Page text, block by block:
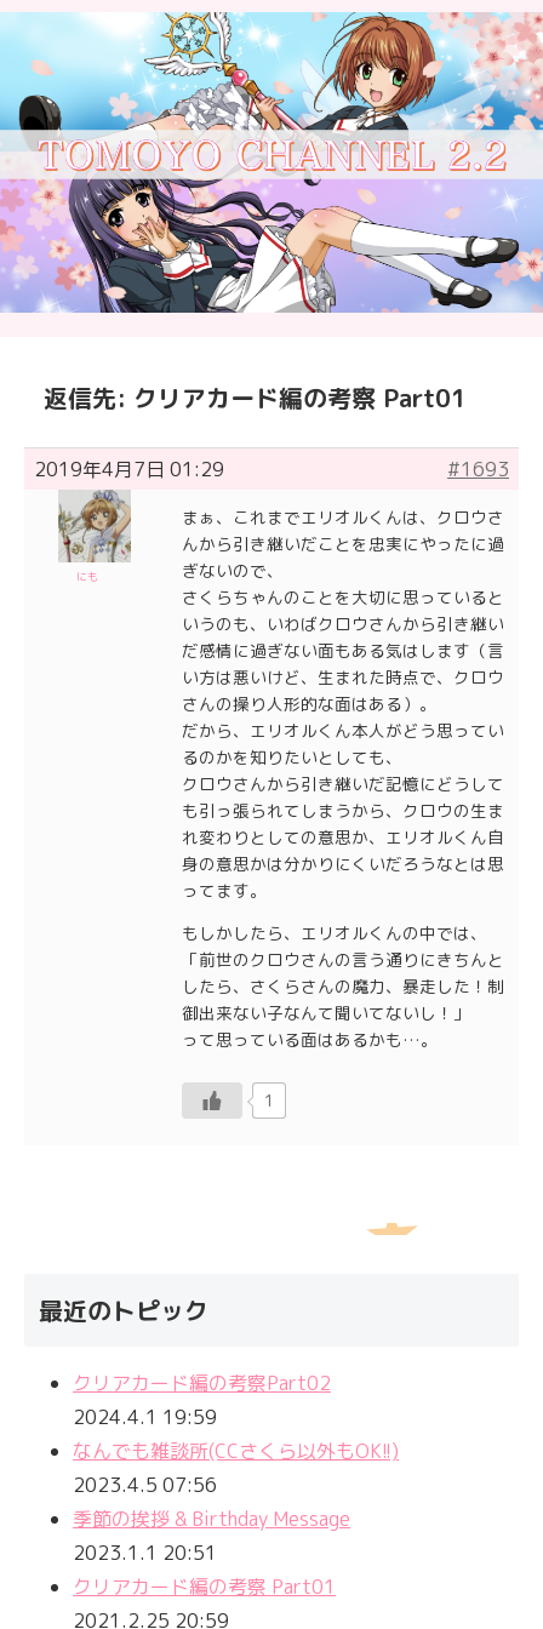
返信先: クリアカード編の考察 Part01
2019年4月7日 01:29 #1693
にも
まぁ、これまでエリオルくんは、クロウさ
んから引き継いだことを忠実にやったに過
ぎないので、
さくらちゃんのことを大切に思っていると
いうのも、いわばクロウさんから引き継い
だ感情に過ぎない面もある気はします（言
い方は悪いけど、生まれた時点で、クロウ
さんの操り人形的な面はある）。
だから、エリオルくん本人がどう思ってい
るのかを知りたいとしても、
クロウさんから引き継いだ記憶にどうして
も引っ張られてしまうから、クロウの生ま
れ変わりとしての意思か、エリオルくん自
身の意思かは分かりにくいだろうなとは思
ってます。
もしかしたら、エリオルくんの中では、
「前世のクロウさんの言う通りにきちんと
したら、さくらさんの魔力、暴走した！制
御出来ない子なんて聞いてないし！」
って思っている面はあるかも…。
1
最近のトピック
クリアカード編の考察Part02
2024.4.1 19:59
なんでも雑談所(CCさくら以外もOK!!)
2023.4.5 07:56
季節の挨拶 & Birthday Message
2023.1.1 20:51
クリアカード編の考察 Part01
2021.2.25 20:59